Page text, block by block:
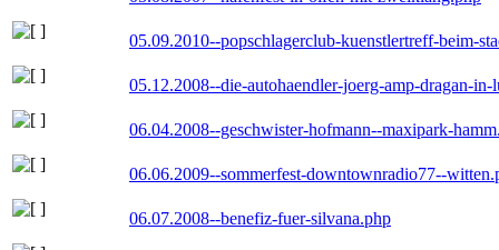
05.09.2010--popschlagerclub-kuenstlertreff-beim-
05.12.2008--die-autohaendler-joerg-amp-dragan-in-
06.04.2008--geschwister-hofmann--maxipark-
06.06.2009--sommerfest-downtownradio77--
06.07.2008--benefiz-fuer-silvana.php